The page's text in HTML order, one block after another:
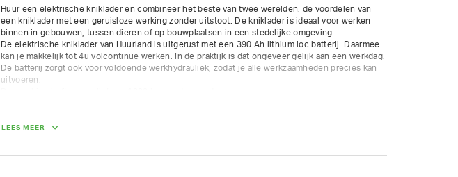
Huur een elektrische kniklader en combineer het beste van twee werelden: de voordelen van
een kniklader met een geruisloze werking zonder uitstoot. De kniklader is ideaal voor werken
binnen in gebouwen, tussen dieren of op bouwplaatsen in een stedelijke omgeving.
De elektrische kniklader van Huurland is uitgerust met een 390 Ah lithium ioc batterij. Daarmee
kan je makkelijk tot 4u volcontinue werken. In de praktijk is dat ongeveer gelijk aan een werkdag.
De batterij zorgt ook voor voldoende werkhydrauliek, zodat je alle werkzaamheden precies kan
uitvoeren.
- rijsnelheid 0-20 km/h
LEES MEER